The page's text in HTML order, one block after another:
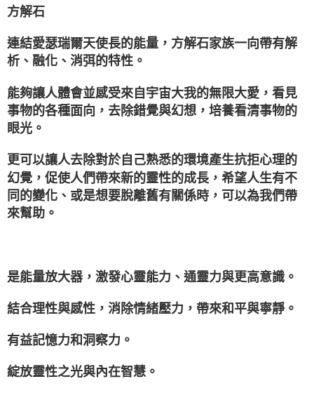
方解石
連結愛瑟瑞爾天使長的能量，方解石家族一向帶有解
析、融化、消弭的特性。
能夠讓人體會並感受來自宇宙大我的無限大愛，看見
事物的各種面向，去除錯覺與幻想，培養看清事物的
眼光。
更可以讓人去除對於自己熟悉的環境產生抗拒心理的
幻覺，促使人們帶來新的靈性的成長，希望人生有不
同的變化、或是想要脫離舊有關係時，可以為我們帶
來幫助。
是能量放大器，激發心靈能力、通靈力與更高意識。
結合理性與感性，消除情緒壓力，帶來和平與寧靜。
有益記憶力和洞察力。
綻放靈性之光與內在智慧。